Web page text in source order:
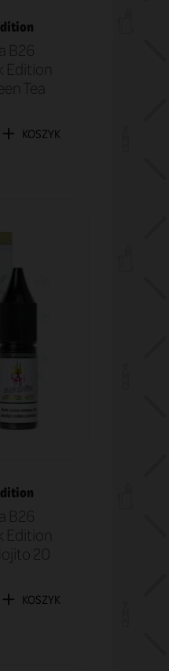
B26
Edition
Tea
KOSZYK
B26
Edition
20
KOSZYK